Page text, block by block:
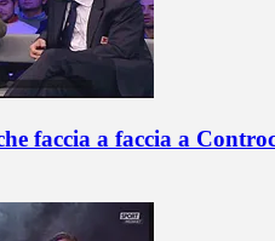
faccia a faccia a